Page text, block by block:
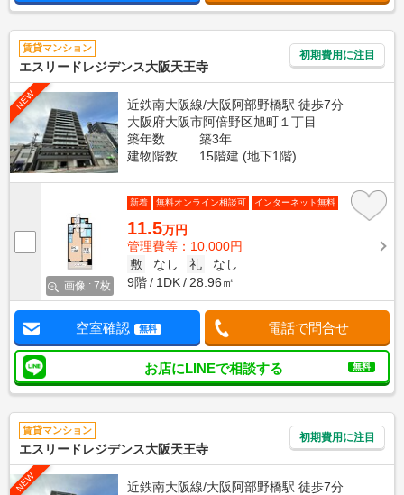
賃貸マンション
エスリードレジデンス大阪天王寺
初期費用に注目
NEW
近鉄南大阪線/大阪阿部野橋駅 徒歩7分
大阪府大阪市阿倍野区旭町１丁目
築年数
築3年
建物階数
15階建 (地下1階)
画像 : 7枚
新着 無料オンライン相談可 インターネット無料
11.5万円
管理費等：10,000円
敷
なし 礼
なし
9階
1DK 28.96㎡
空室確認 無料 電話で問合せ
お店にLINEで相談する 無料
賃貸マンション
エスリードレジデンス大阪天王寺
初期費用に注目
NEW
近鉄南大阪線/大阪阿部野橋駅 徒歩7分